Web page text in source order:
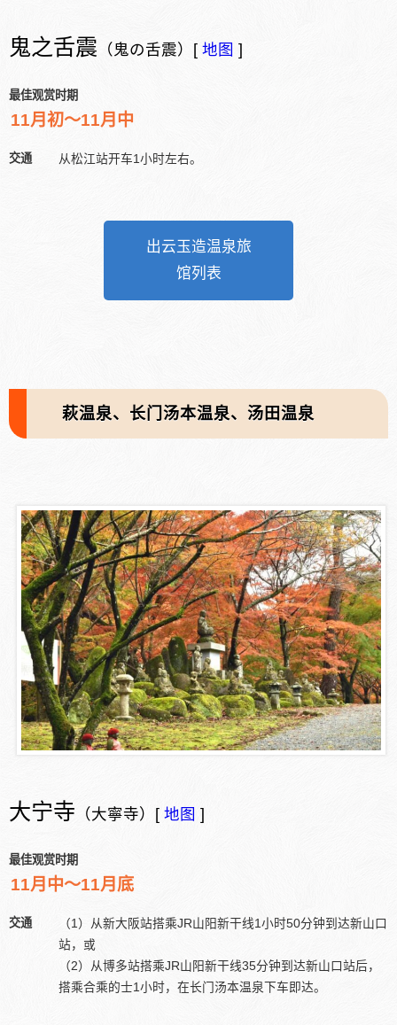
鬼之舌震 （鬼の舌震）[ 地图 ]
最佳观赏时期
11月初～11月中
交通 从松江站开车1小时左右。
出云玉造温泉旅
馆列表
萩温泉、长门汤本温泉、汤田温泉
大宁寺 （大寧寺）[ 地图 ]
最佳观赏时期
11月中～11月底
交通
（1）从新大阪站搭乘JR山阳新干线1小时50分钟到达新山口
站，或
（2）从博多站搭乘JR山阳新干线35分钟到达新山口站后，
搭乘合乘的士1小时，在长门汤本温泉下车即达。